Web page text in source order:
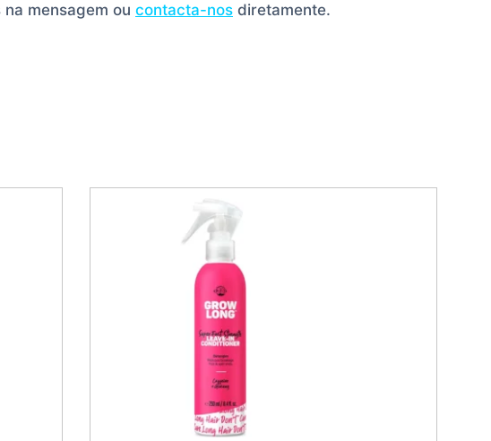
mensagem ou contacta-nos diretamente.